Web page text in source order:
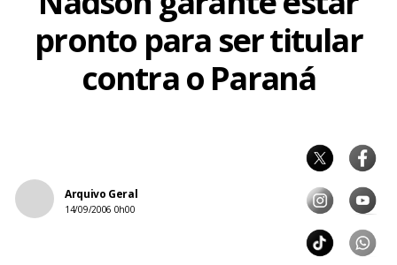
pronto para ser titular
contra o Paraná
Arquivo Geral
14/09/2006 0h00